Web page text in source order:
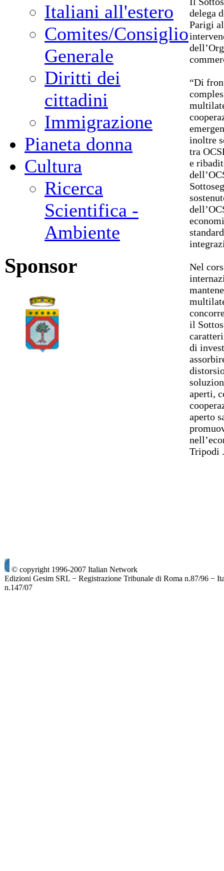
Italiani all'estero
Comites/Consiglio
Generale
Diritti dei
cittadini
Immigrazione
Pianeta donna
Cultura
Ricerca
Scientifica -
Ambiente
Sponsor
delega
Parigi
“Di
inoltre
tra
e
Nel
il
di
aperti,
aperto
Tripodi
© copyright 1996-2007 Italian Network
Edizioni Gesim SRL − Registrazione Tribunale di Roma n.87/96 −
n.147/07